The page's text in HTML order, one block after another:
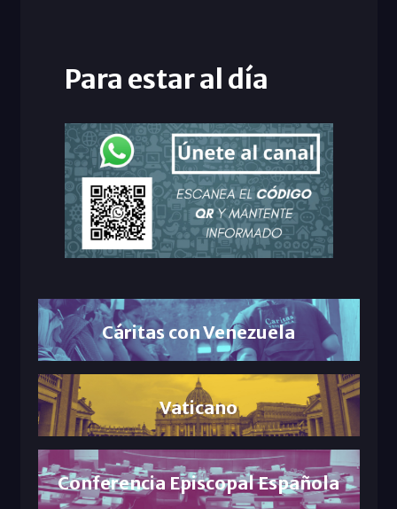
Para estar al día
Cáritas con Venezuela
Vaticano
Conferencia Episcopal Española